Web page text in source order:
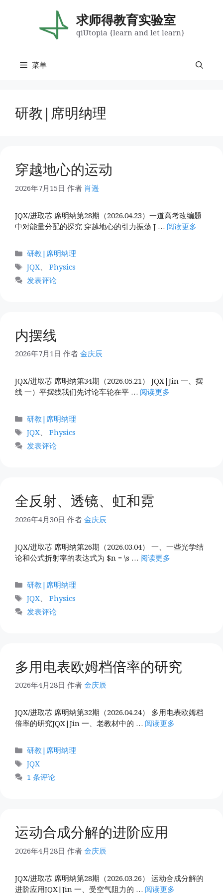
求师得教育实验室
qiUtopia {learn and let learn}
菜单
研教|席明纳理
穿越地心的运动
2026年7月15日 作者 肖遥
JQX/进取芯 席明纳第28期（2026.04.23）一道高考改编题
中对能量分配的探究 穿越地心的引力振荡 J … 阅读更多
分
类
研教|席明纳理
标
签
JQX
Physics
发表评论
内摆线
2026年7月1日 作者 金庆辰
JQX/进取芯 席明纳第34期（2026.05.21） JQX|Jin 一、摆
线 一）平摆线我们先讨论车轮在平 … 阅读更多
分
类
研教|席明纳理
标
签
JQX、 Physics
发表评论
全反射、透镜、虹和霓
2026年4月30日 作者 金庆辰
JQX/进取芯 席明纳第26期（2026.03.04） 一、一些光学结
论和公式折射率的表达式为 $n = \s … 阅读更多
分
类
研教|席明纳理
标
签
JQX
Physics
发表评论
多用电表欧姆档倍率的研究
2026年4月28日 作者 金庆辰
JQX/进取芯 席明纳第32期（2026.04.24） 多用电表欧姆档
倍率的研究JQX|Jin 一、老教材中的 … 阅读更多
分
类
研教|席明纳理
标
签
JQX
1 条评论
运动合成分解的进阶应用
2026年4月28日 作者 金庆辰
JQX/进取芯 席明纳第28期（2026.03.26） 运动合成分解的
进阶应用JQX|Jin 一、受空气阻力的 … 阅读更多